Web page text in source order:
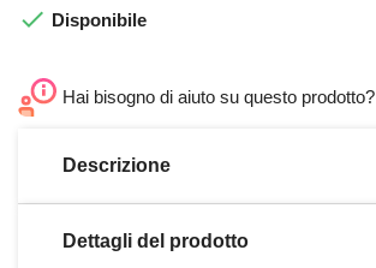
 Disponibile
Hai bisogno di aiuto su questo prodotto?
Descrizione
Dettagli del prodotto